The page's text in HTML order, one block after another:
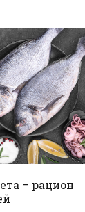
– рацион